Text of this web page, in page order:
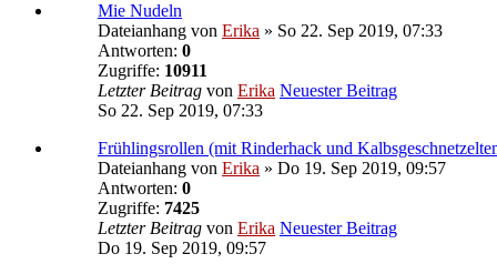
Mie Nudeln
Dateianhang von Erika » So 22. Sep 2019, 07:33
Antworten: 0
Zugriffe: 10911
Letzter Beitrag von Erika Neuester Beitrag
So 22. Sep 2019, 07:33
Frühlingsrollen (mit Rinderhack und
Dateianhang von Erika » Do 19. Sep 2019, 09:57
Antworten: 0
Zugriffe: 7425
Letzter Beitrag von Erika Neuester Beitrag
Do 19. Sep 2019, 09:57